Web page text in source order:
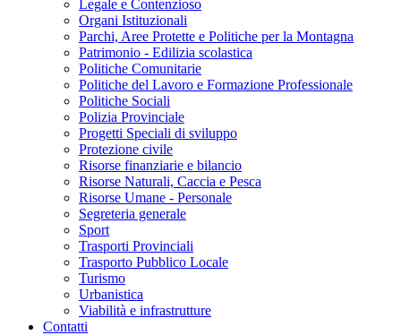
Legale e Contenzioso
Organi Istituzionali
Parchi, Aree Protette e Politiche per la Montagna
Patrimonio - Edilizia scolastica
Politiche Comunitarie
Politiche del Lavoro e Formazione Professionale
Politiche Sociali
Polizia Provinciale
Progetti Speciali di sviluppo
Protezione civile
Risorse finanziarie e bilancio
Risorse Naturali, Caccia e Pesca
Risorse Umane - Personale
Segreteria generale
Sport
Trasporti Provinciali
Trasporto Pubblico Locale
Turismo
Urbanistica
Viabilità e infrastrutture
Contatti